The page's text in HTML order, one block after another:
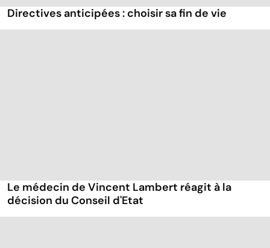
Directives anticipées : choisir sa fin de vie
Le médecin de Vincent Lambert réagit à la
décision du Conseil d'Etat